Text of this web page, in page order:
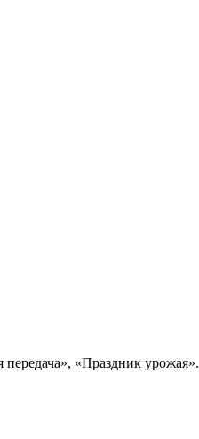
«Праздник урожая».